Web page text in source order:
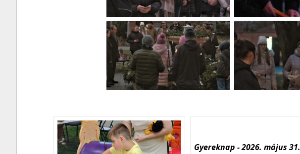
Gyereknap - 2026. május 31.